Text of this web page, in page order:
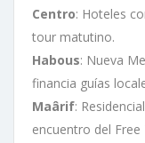
Centro: Hoteles
tour matutino.
Habous: Nueva
financia guías
Maârif:
encuentro del Free